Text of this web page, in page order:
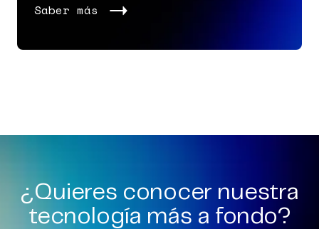
Saber más
¿Quieres conocer nuestra
tecnología más a fondo?